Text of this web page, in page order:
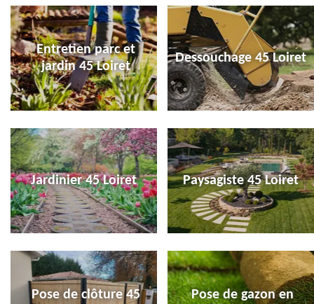
Entretien parc et
jardin 45 Loiret
Dessouchage 45 Loiret
Jardinier 45 Loiret Paysagiste 45 Loiret
Pose de clôture 45
Pose de gazon en